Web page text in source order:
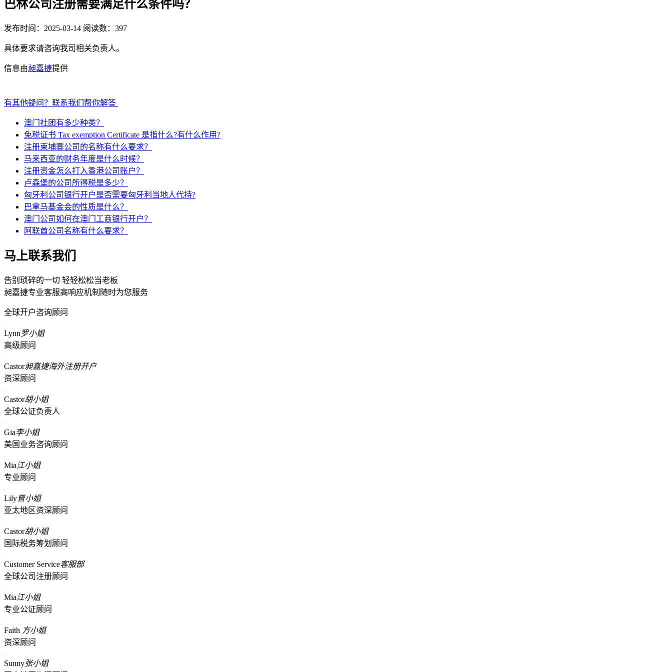
巴林公司注册需要满足什么条件吗？
发布时间：2025-03-14 阅读数：397
具体要求请咨询我司相关负责人。
信息由昶嘉捷提供
有其他疑问？联系我们帮你解答
澳门社团有多少种类？
免税证书 Tax exemption Certificate 是指什么?有什么作用?
注册柬埔寨公司的名称有什么要求？
马来西亚的财务年度是什么时候？
注册资金怎么打入香港公司账户？
卢森堡的公司所得税是多少？
匈牙利公司银行开户是否需要匈牙利当地人代持?
巴拿马基金会的性质是什么？
澳门公司如何在澳门工商银行开户？
阿联酋公司名称有什么要求？
马上联系我们
告别琐碎的一切 轻轻松松当老板
昶嘉捷专业客服高响应机制随时为您服务
全球开户咨询顾问
Lynn罗小姐
高级顾问
Castor昶嘉捷海外注册开户
资深顾问
Castor胡小姐
全球公证负责人
Gia李小姐
美国业务咨询顾问
Mia江小姐
专业顾问
Lily曾小姐
亚太地区资深顾问
Castor胡小姐
国际税务筹划顾问
Customer Service客服部
全球公司注册顾问
Mia江小姐
专业公证顾问
Faith 方小姐
资深顾问
Sunny张小姐